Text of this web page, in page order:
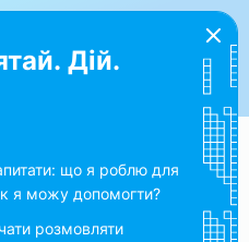
Дій.
що я роблю для
я можу допомогти?
розмовляти